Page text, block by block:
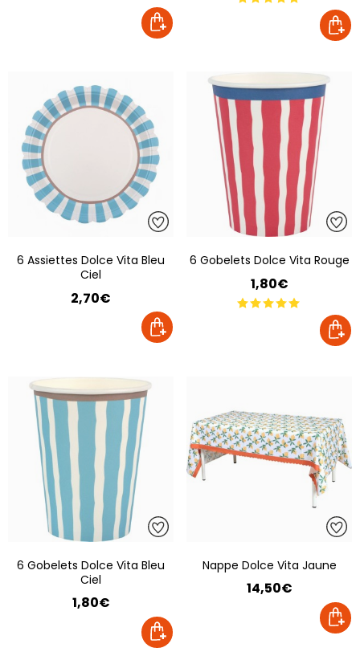
6 Assiettes Dolce Vita Bleu
Ciel
2,70€
6 Gobelets Dolce Vita Rouge
1,80€
6 Gobelets Dolce Vita Bleu
Ciel
1,80€
Nappe Dolce Vita Jaune
14,50€